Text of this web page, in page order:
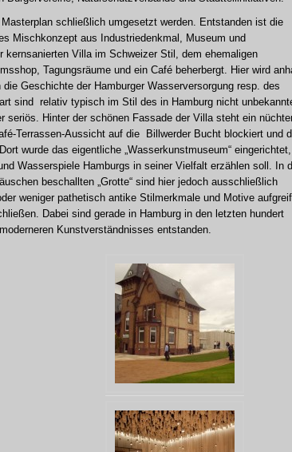
schließlich umgesetzt werden. Entstanden ist die
Mischkonzept aus Industriedenkmal, Museum und
kernsanierten Villa im Schweizer Stil, dem ehemaligen
Tagungsräume und ein Café beherbergt. Hier wird
Geschichte der Hamburger Wasserversorgung resp. des
sind relativ typisch im Stil des in Hamburg nicht
seriös. Hinter der schönen Fassade der Villa steht ein
Terrassen-Aussicht auf die Billwerder Bucht blockiert und
wurde das eigentliche „Wasserkunstmuseum“
Wasserspiele Hamburgs in seiner Vielfalt erzählen soll. In
beschallten „Grotte“ sind hier jedoch ausschließlich
weniger pathetisch antike Stilmerkmale und Motive
Dabei sind gerade in Hamburg in den letzten hundert
Kunstverständnisses entstanden.